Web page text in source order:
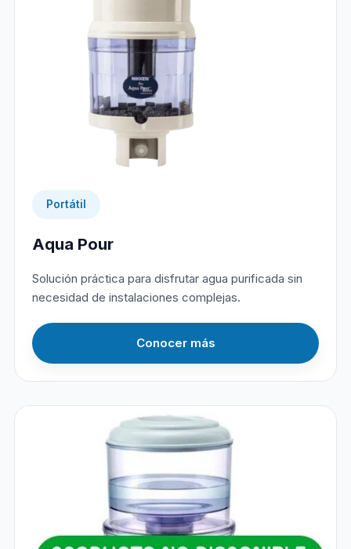
Portátil
Aqua Pour
Solución práctica para disfrutar agua purificada sin
necesidad de instalaciones complejas.
Conocer más